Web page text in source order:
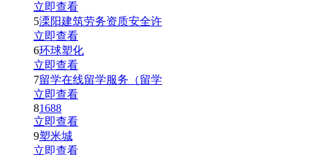
立即查看
5溧阳建筑劳务资质安全许
立即查看
6环球塑化
立即查看
7留学在线留学服务（留学
立即查看
81688
立即查看
9塑米城
立即查看